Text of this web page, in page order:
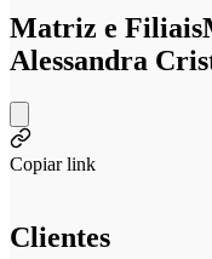
Matriz e Filiais
Alessandra
Copiar link
Clientes